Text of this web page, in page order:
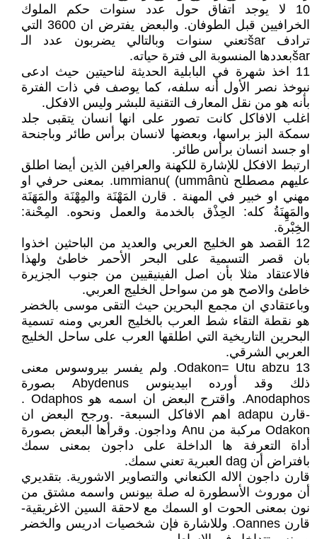
10 لا يوجد اتفاق حول عدد سنوات حكم الملوك
الخرافيين قبل الطوفان. والبعض يفترض ان 3600 التي
ترادف šarتعني سنوات وبالتالي يضربون عدد الـ
šarبعددها المنسوبة الى فترة حياته.
11 اخذ شهرة في البابلية الحديثة لناحيتين حيث ادعى
نبوخذ نصر الأول أنه سلفه، كما يوصف في ذات الفترة
بأنه هو من نقل المعارف التقنية للبشر وليس الافكل.
اغلب الافاكل كانت تصور على انها انسان يتقبى جلد
سمكة البز براسها، وبعضها لانسان برأس طائر وباجنحة
او جسد انسان برأس طائر.
ارتبط الافكل للإشارة للكهنة والعرافين الذين أيضا اطلق
عليهم مصطلح ummianu( (ummânù. بمعنى حرفي او
مهني او خبير في المهنة . قارن المَهْنَة والمِهْنَة والمَهَنَة
والمَهِنَةُ كله: الحِذْق بالخدمة والعمل ونحوه. المِحْنة:
الخِبْرة.
12 القصد هو الخليج العربي والعديد من الباحثين اخذوا
بان قصر التسمية على البحر الأحمر خاطئ ولهذا
فالاعتقاد مثلا بأن اصل الفينيقيين من جنوب الجزيرة
خاطئ والاصح هو من سواحل الخليج العربي.
وباعتقادي ان مجمع البحرين حيث التقى موسى بالخضر
هو نقطة التقاء شط العرب بالخليج العربي ومنه تسمية
البحرين التاريخية التي اطلقها العرب على ساحل الخليج
العربي الشرقي.
13 Odakon= Utu abzu. ولم يفسر بيروسوس معنى
ذلك وقد أورده ابيدينوس Abydenus بصورة
Anodaphos. واقترح البعض ان اسمه هو Odaphos .
-قارن adapu اهم الافاكل السبعة- .ورجح البعض ان
Odakon مركبة من Anu وداجون. وقرأها البعض بصورة
أداة التعرفة ها الداخلة على داجون بمعنى سمك
بافتراض أن dag العبرية تعني سمك.
قارن داجون الاله الكنعاني والتصاوير الاشورية. بتقديري
أن موروث الأسطورة له صلة بيونس واسمه مشتق من
نون بمعنى الحوت او السمك مع لاحقة السين الاغريقية-
قارن Oannes. وللاشارة فإن شخصيات ادريس والخضر